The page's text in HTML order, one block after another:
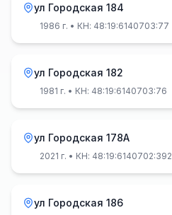
ул Городская 184
1986 г. • КН: 48:19:6140703:77
ул Городская 182
1981 г. • КН: 48:19:6140703:76
ул Городская 178А
2021 г. • КН: 48:19:6140702:392
ул Городская 186